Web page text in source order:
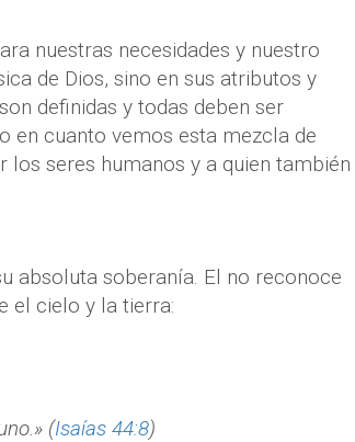
nuestras necesidades y nuestro
de Dios, sino en sus atributos y
definidas y todas deben ser
en cuanto vemos esta mezcla de
los seres humanos y a quien también
absoluta soberanía. El no reconoce
el cielo y la tierra:
(Isaías 44:8)